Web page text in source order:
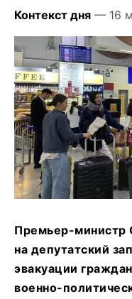
Контекст дня — 16
Премьер-министр
на депутатский
эвакуации
военно-